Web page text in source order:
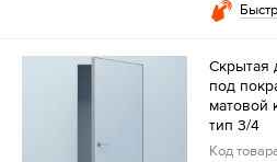
Скрытая
под
матовой
тип 3/4
Код